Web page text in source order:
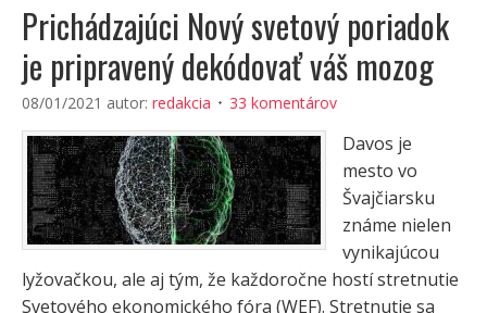
Prichádzajúci Nový svetový poriadok
je pripravený dekódovať váš mozog
08/01/2021 autor: redakcia 33 komentárov
Davos je
mesto vo
Švajčiarsku
známe nielen
vynikajúcou
lyžovačkou, ale aj tým, že každoročne hostí stretnutie
Svetového ekonomického fóra (WEF). Stretnutie sa